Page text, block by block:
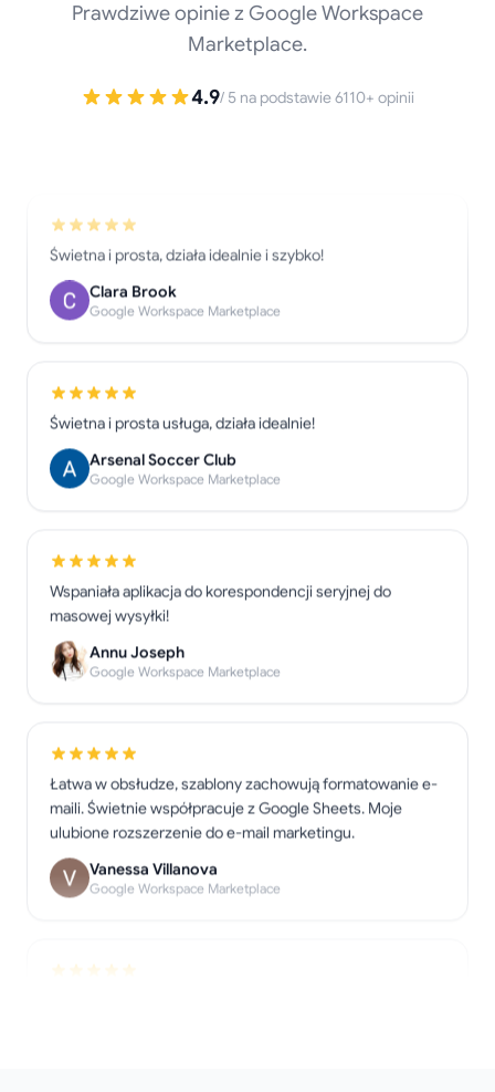
Prawdziwe opinie z Google Workspace
Marketplace.
4.9/ 5 na podstawie 6110+ opinii
Jeśli pozwala mi wykonać pracę, którą muszę zrobić, to
Summer Principal
Świetna i prosta, działa idealnie i szybko!
Clara Brook
Google Workspace Marketplace
Świetna i prosta usługa, działa idealnie!
Arsenal Soccer Club
Google Workspace Marketplace
Wspaniała aplikacja do korespondencji seryjnej do
masowej wysyłki!
Annu Joseph
Google Workspace Marketplace
Łatwa w obsłudze, szablony zachowują formatowanie e-
maili. Świetnie współpracuje z Google Sheets. Moje
ulubione rozszerzenie do e-mail marketingu.
Google Workspace Marketplace